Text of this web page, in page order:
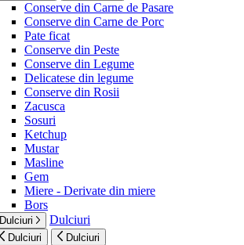
Conserve din Carne de Pasare
Conserve din Carne de Porc
Pate ficat
Conserve din Peste
Conserve din Legume
Delicatese din legume
Conserve din Rosii
Zacusca
Sosuri
Ketchup
Mustar
Masline
Gem
Miere - Derivate din miere
Bors
Dulciuri Dulciuri
Dulciuri Dulciuri